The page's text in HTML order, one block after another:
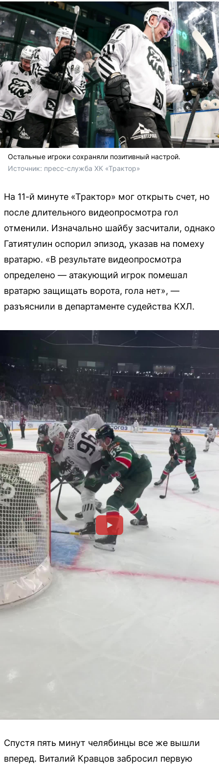
Остальные игроки сохраняли позитивный настрой.
Источник: пресс-служба ХК «Трактор»
На 11-й минуте «Трактор» мог открыть счет, но
после длительного видеопросмотра гол
отменили. Изначально шайбу засчитали, однако
Гатиятулин оспорил эпизод, указав на помеху
вратарю. «В результате видеопросмотра
определено — атакующий игрок помешал
вратарю защищать ворота, гола нет», —
разъяснили в департаменте судейства КХЛ.
Спустя пять минут челябинцы все же вышли
вперед. Виталий Кравцов забросил первую